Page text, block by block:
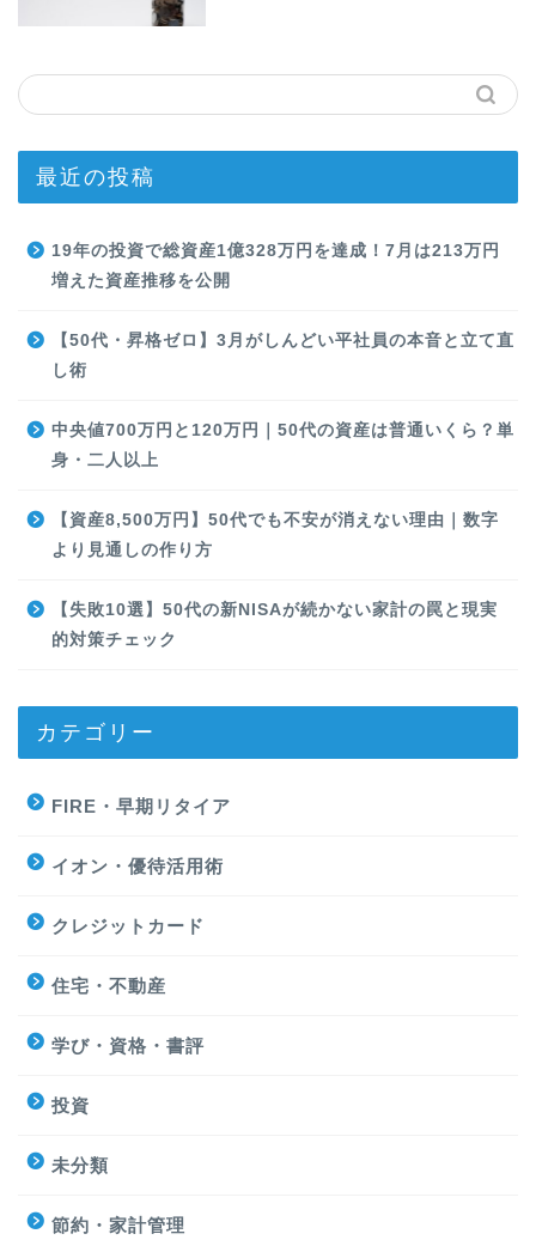
最近の投稿
19年の投資で総資産1億328万円を達成！7月は213万円
増えた資産推移を公開
【50代・昇格ゼロ】3月がしんどい平社員の本音と立て直
し術
中央値700万円と120万円｜50代の資産は普通いくら？単
身・二人以上
【資産8,500万円】50代でも不安が消えない理由｜数字
より見通しの作り方
【失敗10選】50代の新NISAが続かない家計の罠と現実
的対策チェック
カテゴリー
FIRE・早期リタイア
イオン・優待活用術
クレジットカード
住宅・不動産
学び・資格・書評
投資
未分類
節約・家計管理